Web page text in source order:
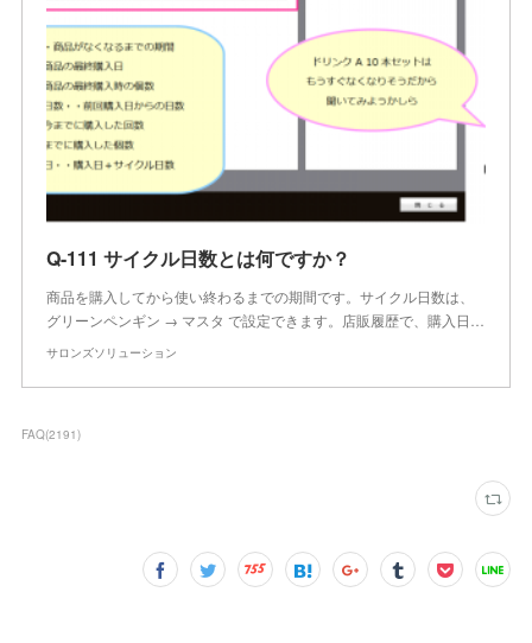
Q-111 サイクル日数とは何ですか？
商品を購入してから使い終わるまでの期間です。サイクル日数は、
グリーンペンギン → マスタ で設定できます。店販履歴で、購入日…
サロンズソリューション
FAQ(2191)